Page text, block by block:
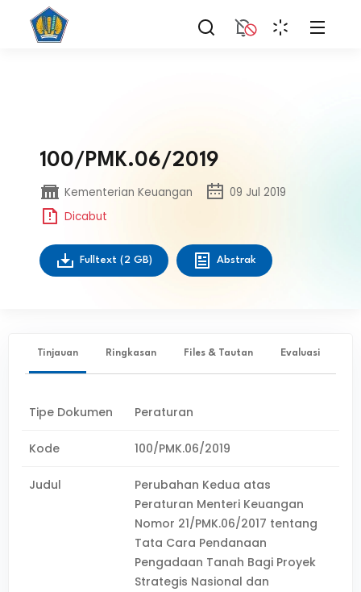
100/PMK.06/2019
Kementerian Keuangan
09 Jul 2019
Dicabut
Fulltext (2 GB) Abstrak
Tinjauan Ringkasan Files & Tautan Evaluasi
Tipe Dokumen Peraturan
Kode 100/PMK.06/2019
Judul
Perubahan Kedua atas
Peraturan Menteri Keuangan
Nomor 21/PMK.06/2017 tentang
Tata Cara Pendanaan
Pengadaan Tanah Bagi Proyek
Strategis Nasional dan